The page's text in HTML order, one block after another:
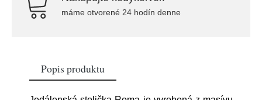
máme otvorené 24 hodín denne
Popis produktu